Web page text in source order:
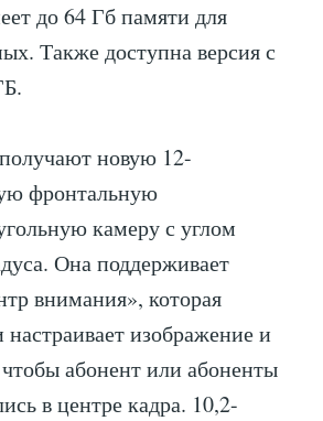
до 64 Гб памяти для
Также доступна версия с
новую 12-
фронтальную
камеру с углом
Она поддерживает
внимания», которая
настраивает изображение и
абонент или абоненты
в центре кадра. 10,2-